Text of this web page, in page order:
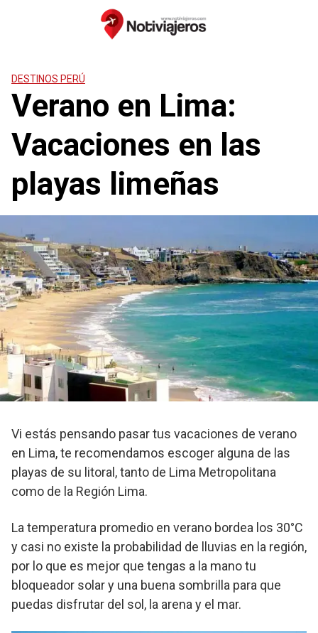
DESTINOS PERÚ
Verano en Lima:
Vacaciones en las
playas limeñas
Vi estás pensando pasar tus vacaciones de verano
en Lima, te recomendamos escoger alguna de las
playas de su litoral, tanto de Lima Metropolitana
como de la Región Lima.
La temperatura promedio en verano bordea los 30°C
y casi no existe la probabilidad de lluvias en la región,
por lo que es mejor que tengas a la mano tu
bloqueador solar y una buena sombrilla para que
puedas disfrutar del sol, la arena y el mar.